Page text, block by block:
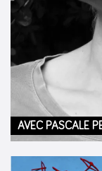
AVEC PASCALE